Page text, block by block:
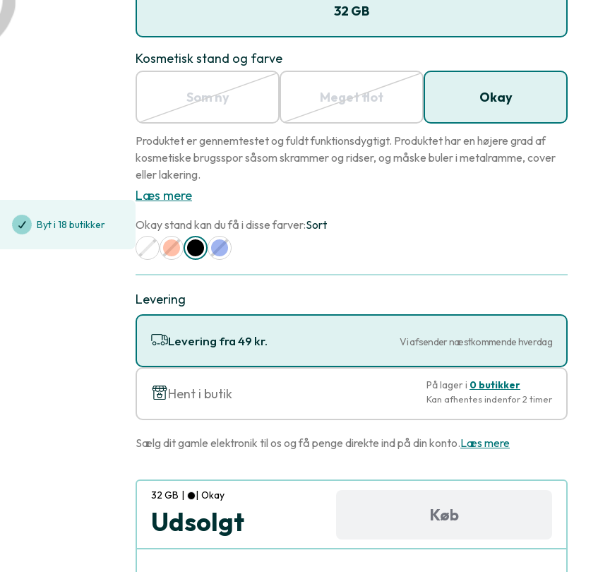
Byt i 18 butikker
32 GB
Kosmetisk stand og farve
Som ny Meget flot Okay
Produktet er gennemtestet og fuldt funktionsdygtigt. Produktet har en højere grad af
kosmetiske brugsspor såsom skrammer og ridser, og måske buler i metalramme, cover
eller lakering.
Læs mere
Okay stand kan du få i disse farver:Sort
Levering
Levering fra 49 kr. Vi afsender næstkommende hverdag
Hent i butik
På lager i 0 butikker
Kan afhentes indenfor 2 timer
Sælg dit gamle elektronik til os og få penge direkte ind på din konto.Læs mere
32 GB | | Okay
Udsolgt Køb